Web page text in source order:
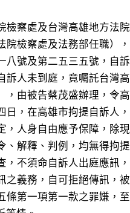
檢察處及台灣高雄地方法院
檢察處及法務部任職），
八號及第二五三五號，自訴
訴人未到庭，竟囑託台灣高
，由被告蔡茂盛辦理，令高
，在高雄市拘提自訴人，
，人身自由應予保障，除現
、解釋、判例，均無得拘提
不須命自訴人出庭應訊，
之義務，自可拒絕傳訊，被
條第一項第一款之罪嫌，至